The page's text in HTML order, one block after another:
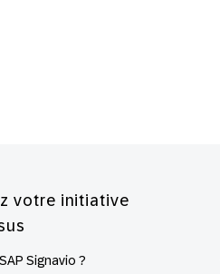
votre initiative
Signavio ?